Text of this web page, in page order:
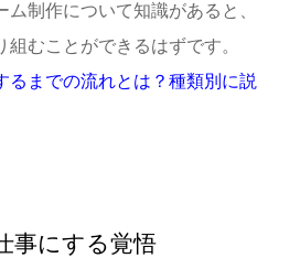
制作について知識があると、
組むことができるはずです。
るまでの流れとは？種類別に説
にする覚悟